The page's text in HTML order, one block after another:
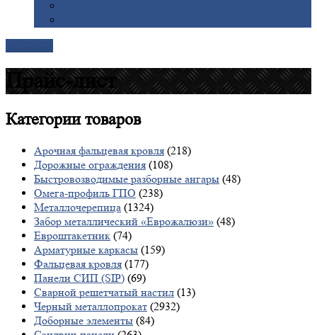
Прайс-лист
Категориитоваров
Арочная фальцевая кровля (218)
Дорожные ограждения (108)
Быстровозводимые разборные ангары (48)
Омега-профиль ГПО (238)
Металлочерепица (1324)
Забор металлический «Еврожалюзи» (48)
Евроштакетник (74)
Арматурные каркасы (159)
Фальцевая кровля (177)
Панели СИП (SIP) (69)
Сварной решетчатый настил (13)
Черный металлопрокат (2932)
Доборные элементы (84)